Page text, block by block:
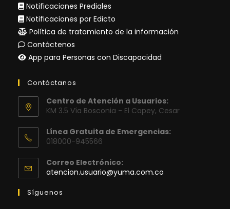
Notificaciones Prediales
Notificaciones por Edicto
Política de tratamiento de la información
Contáctenos
App para Personas con Discapacidad
Contáctanos
Centro de Atención a Usuarios:
KM 3.5 Vía Bosconia - El Copey, Cesar
Línea Gratuita de Emergencias:
018000-945566
Correo Electrónico:
atencion.usuario@yuma.com.co
Síguenos